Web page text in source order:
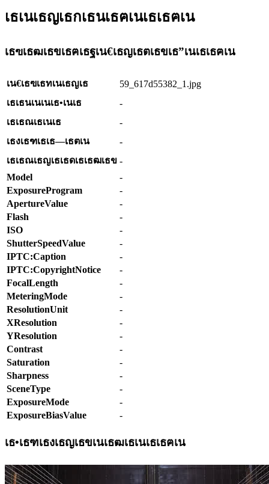
เธเนเธญเธกเธนเธฅเนเธเธฅเน
เธฃเธฒเธขเธฅเธฐเน€เธญเธตเธขเธ”เนเธเธฅเน
เน€เธฃเธทเนเธญเธ
59_617d55382_1.jpg
เธเธนเนเนเธ•เนเธ
-
เธเธณเธเนเธ
-
เธงเธฑเธเธ—เธตเน
-
เธเธณเธญเธเธดเธเธฒเธข -
Model
-
ExposureProgram
-
ApertureValue
-
Flash
-
ISO
-
ShutterSpeedValue
-
IPTC:Caption
-
IPTC:CopyrightNotice
-
FocalLength
-
MeteringMode
-
ResolutionUnit
-
XResolution
-
YResolution
-
Contrast
-
Saturation
-
Sharpness
-
SceneType
-
ExposureMode
-
ExposureBiasValue
-
เธ•เธฑเธงเธญเธขเนเธฒเธเนเธเธฅเน